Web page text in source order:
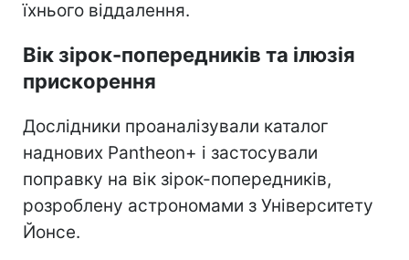
їхнього віддалення.
Вік зірок-попередників та ілюзія
прискорення
Дослідники проаналізували каталог
наднових Pantheon+ і застосували
поправку на вік зірок-попередників,
розроблену астрономами з Університету
Йонсе.